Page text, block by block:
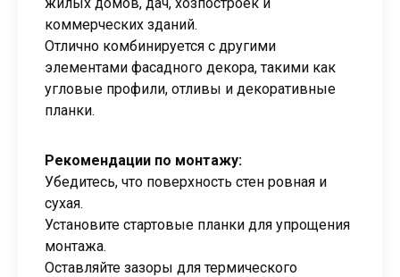
коммерческих зданий.
Отлично комбинируется с другими
элементами фасадного декора, такими как
угловые профили, отливы и декоративные
планки.
Рекомендации по монтажу:
Убедитесь, что поверхность стен ровная и
сухая.
Установите стартовые планки для упрощения
монтажа.
Оставляйте зазоры для термического